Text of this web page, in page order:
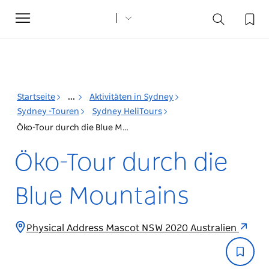
Toggle
navigation
Startseite ...
Aktivitäten in Sydney
Sydney -Touren
Sydney HeliTours
Öko-Tour durch die Blue Mountains
Öko-Tour durch die
Blue Mountains
Physical Address Mascot NSW 2020 Australien